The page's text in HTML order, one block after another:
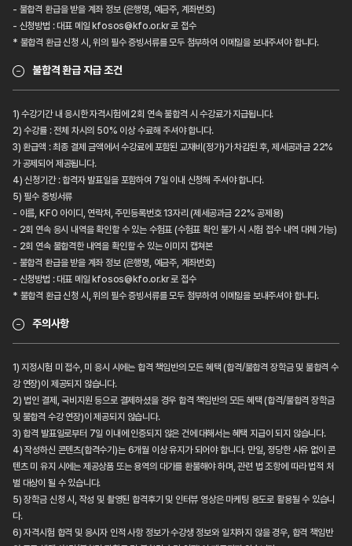
- 불합격 환급을 받을 계좌 정보 (은행명, 예금주, 계좌번호)
- 신청방법 : 대표 메일 kfosos@kfo.or.kr 로 접수
* 불합격 환급 신청 시, 위의 필수 증빙서류를 모두 첨부하여 이메일을 보내주셔야 합니다.
불합격 환급 지급 조건
1) 수강기간 내 응시한 자격시험에 2회 연속 불합격 시 수강료가 지급됩니다.
2) 수강률 : 전체 차시의 50% 이상 수료해 주셔야 합니다.
3) 환급액 : 최종 결제 금액에서 수강료에 포함된 교재비(정가)가 차감된 후, 제세공과금 22%
가 공제되어 제공됩니다.
4) 신청기간 : 합격자 발표일을 포함하여 7일 이내 신청해 주셔야 합니다.
5) 필수 증빙서류
- 이름, KFO 아이디, 연락처, 주민등록번호 13자리 (제세공과금 22% 공제용)
- 2회 연속 응시 내역을 확인할 수 있는 수험표 (수험표 확인 불가 시 시험 접수 내역 대체 가능)
- 2회 연속 불합격한 내역을 확인할 수 있는 이미지 캡쳐본
- 불합격 환급을 받을 계좌 정보 (은행명, 예금주, 계좌번호)
- 신청방법 : 대표 메일 kfosos@kfo.or.kr 로 접수
* 불합격 환급 신청 시, 위의 필수 증빙서류를 모두 첨부하여 이메일을 보내주셔야 합니다.
주의사항
1) 지정시험 미 접수, 미 응시 시에는 합격 책임반의 모든 혜택 (합격/불합격 장학금 및 불합격 수
강 연장)이 제공되지 않습니다.
2) 법인 결제, 국비지원 등으로 결제하셨을 경우 합격 책임반의 모든 혜택 (합격/불합격 장학금
및 불합격 수강 연장)이 제공되지 않습니다.
3) 합격 발표일로부터 7일 이내에 인증되지 않은 건에 대해서는 혜택 지급이 되지 않습니다.
4) 작성하신 콘텐츠(합격수기)는 6개월 이상 유지가 되어야 합니다. 만일, 정당한 사유 없이 콘
텐츠 미 유지 시에는 제공상품 또는 용역의 대가를 환불해야 하며, 관련 법 조항에 따라 법적 처
벌 대상이 될 수 있습니다.
5) 장학금 신청 시, 작성 및 촬영된 합격후기 및 인터뷰 영상은 마케팅 용도로 활용될 수 있습니
다.
6) 자격시험 합격 및 응시자 인적 사항 정보가 수강생 정보와 일치하지 않을 경우, 합격 책임반